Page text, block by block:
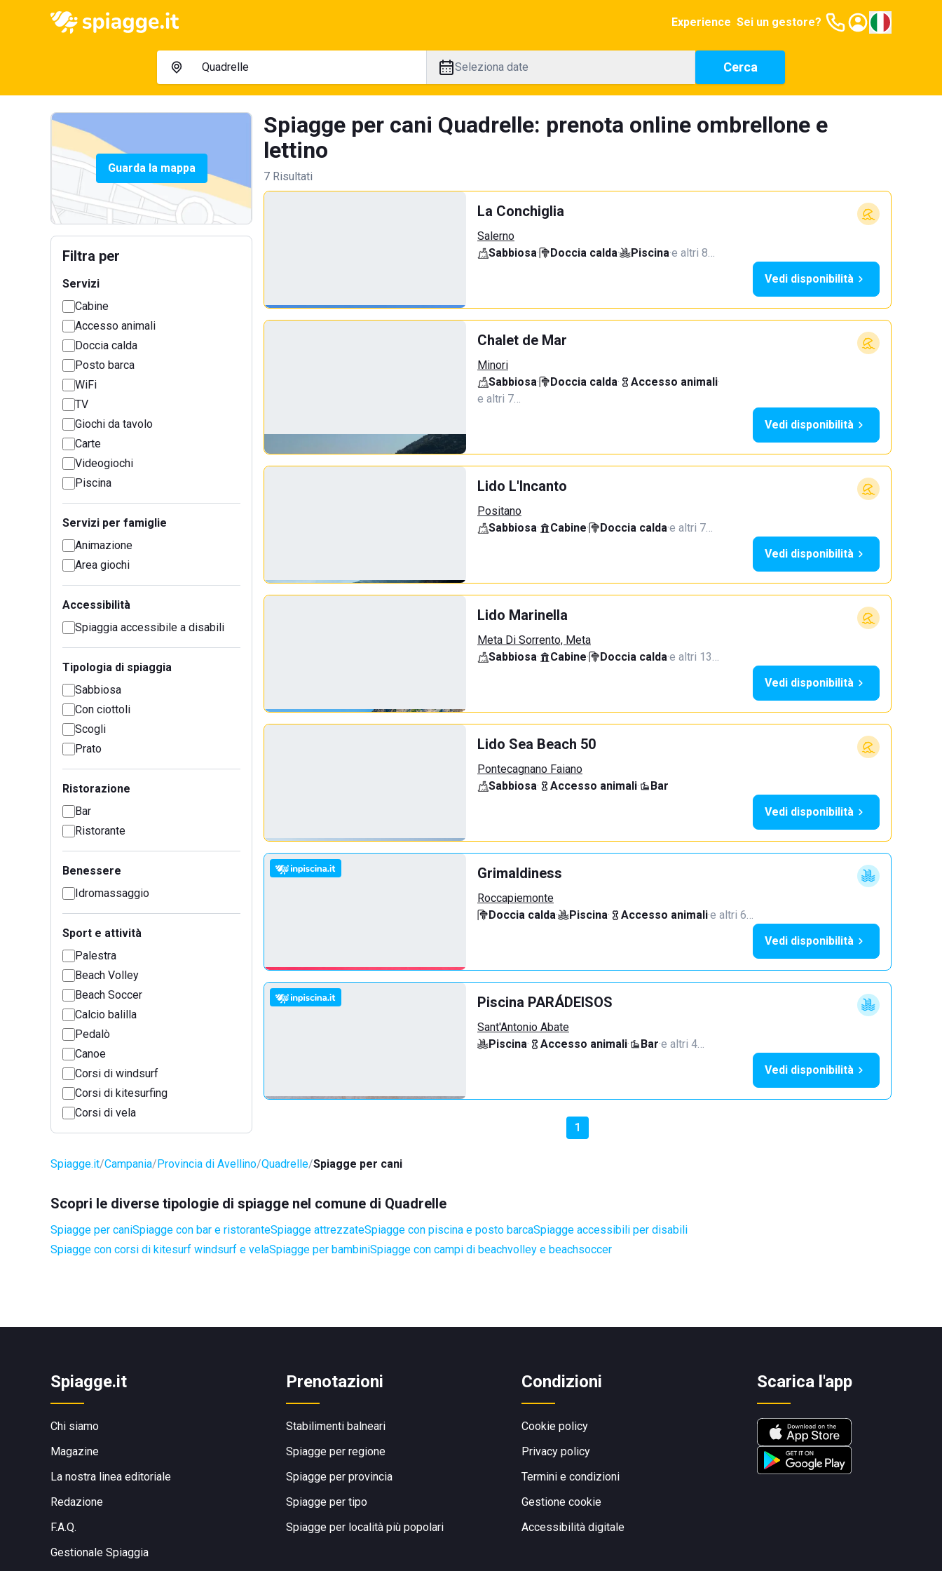
Experience Sei un gestore?
Seleziona date Cerca
Guarda la mappa
Filtra per
Servizi
Cabine
Accesso animali
Doccia calda
Posto barca
WiFi
TV
Giochi da tavolo
Carte
Videogiochi
Piscina
Servizi per famiglie
Animazione
Area giochi
Accessibilità
Spiaggia accessibile a disabili
Tipologia di spiaggia
Sabbiosa
Con ciottoli
Scogli
Prato
Ristorazione
Bar
Ristorante
Benessere
Idromassaggio
Sport e attività
Palestra
Beach Volley
Beach Soccer
Calcio balilla
Pedalò
Canoe
Corsi di windsurf
Corsi di kitesurfing
Corsi di vela
Spiagge per cani Quadrelle: prenota online ombrellone e
lettino
7 Risultati
La Conchiglia
Salerno
Sabbiosa· Doccia calda· Piscina·e altri 8…
Vedi disponibilità
Chalet de Mar
Minori
Sabbiosa· Doccia calda· Accesso animali·
e altri 7…
Vedi disponibilità
Lido L'Incanto
Positano
Sabbiosa· Cabine· Doccia calda·e altri 7…
Vedi disponibilità
Lido Marinella
Meta Di Sorrento, Meta
Sabbiosa· Cabine· Doccia calda·e altri 13…
Vedi disponibilità
Lido Sea Beach 50
Pontecagnano Faiano
Sabbiosa· Accesso animali·
Bar
Vedi disponibilità
Grimaldiness
Roccapiemonte
Doccia calda· Piscina· Accesso animali·e altri 6…
Vedi disponibilità
Piscina PARÁDEISOS
Sant'Antonio Abate
Piscina· Accesso animali· Bar·e altri 4…
Vedi disponibilità
1
Spiagge.it Campania Provincia di Avellino Quadrelle Spiagge per cani
Scopri le diverse tipologie di spiagge nel comune di Quadrelle
Spiagge per caniSpiagge con bar e ristoranteSpiagge attrezzateSpiagge con piscina e posto barcaSpiagge accessibili per disabili
Spiagge con corsi di kitesurf windsurf e velaSpiagge per bambiniSpiagge con campi di beachvolley e beachsoccer
Spiagge.it
Chi siamo
Magazine
La nostra linea editoriale
Redazione
F.A.Q.
Gestionale Spiaggia
Prenotazioni
Stabilimenti balneari
Spiagge per regione
Spiagge per provincia
Spiagge per tipo
Spiagge per località più popolari
Condizioni
Cookie policy
Privacy policy
Termini e condizioni
Gestione cookie
Accessibilità digitale
Scarica l'app